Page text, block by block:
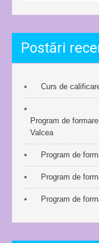
Postări
Curs de
Program de
Valcea
Program de
Program de
Program de